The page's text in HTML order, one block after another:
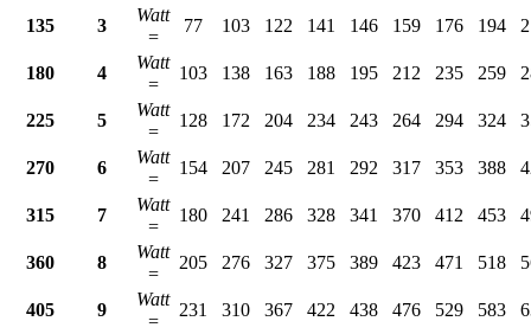
135 3
Watt
=
77 103 122 141 146 159 176 194
180 4
Watt
=
103 138 163 188 195 212 235 259
225 5
Watt
=
128 172 204 234 243 264 294 324
270 6
Watt
=
154 207 245 281 292 317 353 388
315 7
Watt
=
180 241 286 328 341 370 412 453
360 8
Watt
=
205 276 327 375 389 423 471 518
405 9
Watt
=
231 310 367 422 438 476 529 583